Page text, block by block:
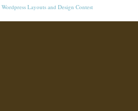
Wordpress Layouts and Design Contest